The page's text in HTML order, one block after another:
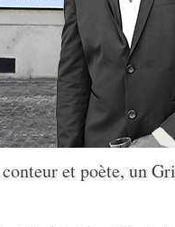
et poète, un